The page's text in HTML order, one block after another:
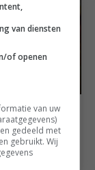
met
en rood
van diensten
of openen
van uw
gedeeld met
gebruikt. Wij